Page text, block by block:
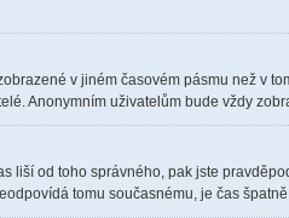
v jiném časovém pásmu než v
Anonymním uživatelům bude vždy
liší od toho správného, pak jste
tomu současnému, je čas